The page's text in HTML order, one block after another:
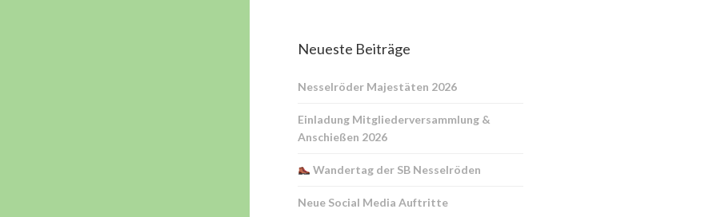
Neueste Beiträge
Nesselröder Majestäten 2026
Einladung Mitgliederversammlung &
Anschießen 2026
Wandertag der SB Nesselröden
Neue Social Media Auftritte